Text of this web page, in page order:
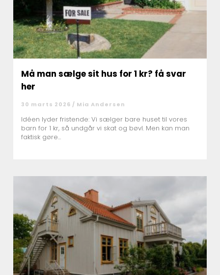
Må man sælge sit hus for 1 kr? få svar
her
30 marts 2026 / Mia Andersen
Idéen lyder fristende: Vi sælger bare huset til vores
barn for 1 kr, så undgår vi skat og bøvl. Men kan man
faktisk gøre...